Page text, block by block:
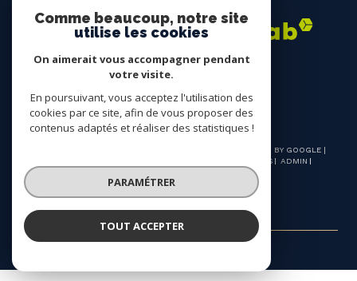
© 2026 | TOUS DROITS RÉSERVÉS | TRADUCTION POWERED BY GOOGLE |
MENTIONS LÉGALES
ADMIN
COOKIES
Comme beaucoup, notre site
utilise les cookies
On aimerait vous accompagner pendant
votre visite.
En poursuivant, vous acceptez l'utilisation des
cookies par ce site, afin de vous proposer des
contenus adaptés et réaliser des statistiques !
PARAMÉTRER
TOUT ACCEPTER